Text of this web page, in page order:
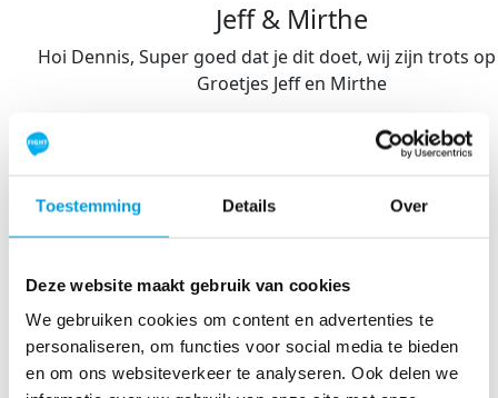
Toestemming Details Over
Deze website maakt gebruik van cookies
We gebruiken cookies om content en advertenties te
personaliseren, om functies voor social media te bieden
en om ons websiteverkeer te analyseren. Ook delen we
Jeff & Mirthe
Hoi Dennis, Super goed dat je dit doet, wij zijn trots op
Groetjes Jeff en Mirthe
52,89